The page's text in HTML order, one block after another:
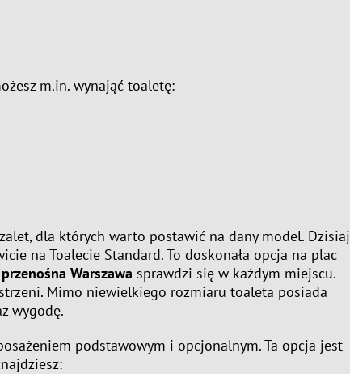
m.in. wynająć toaletę:
dla których warto postawić na dany model. Dzisiaj
na Toalecie Standard. To doskonała opcja na plac
Warszawa sprawdzi się w każdym miejscu.
Mimo niewielkiego rozmiaru toaleta posiada
wygodę.
podstawowym i opcjonalnym. Ta opcja jest